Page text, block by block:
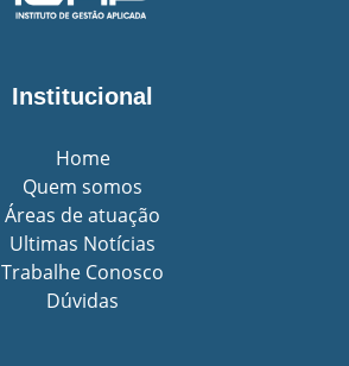
Institucional
Home
Quem somos
Áreas de atuação
Ultimas Notícias
Trabalhe Conosco
Dúvidas